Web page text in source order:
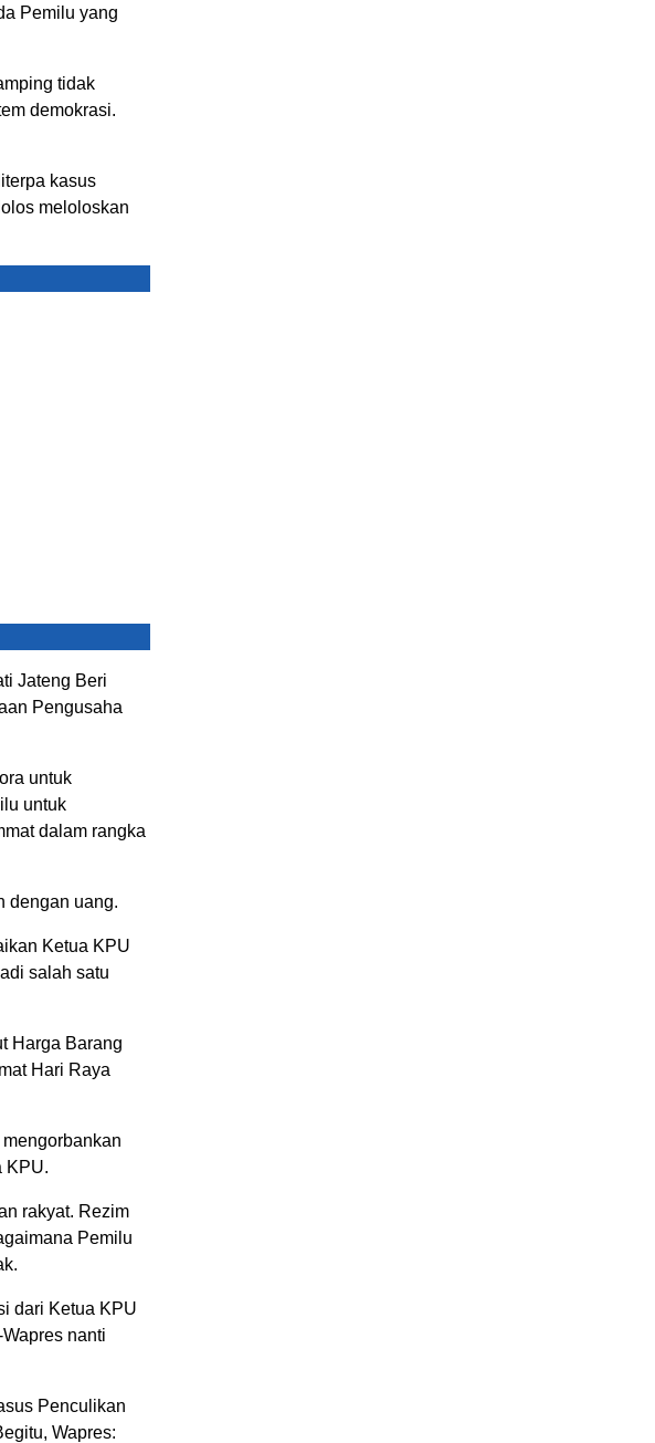
Pemilu yang
tidak
demokrasi.
kasus
meloloskan
Jateng Beri
Pengusaha
untuk
untuk
dalam rangka
dengan uang.
Ketua KPU
salah satu
Harga Barang
Hari Raya
KPU.
rakyat. Rezim
Pemilu
dari Ketua KPU
nanti
Penculikan
Wapres: